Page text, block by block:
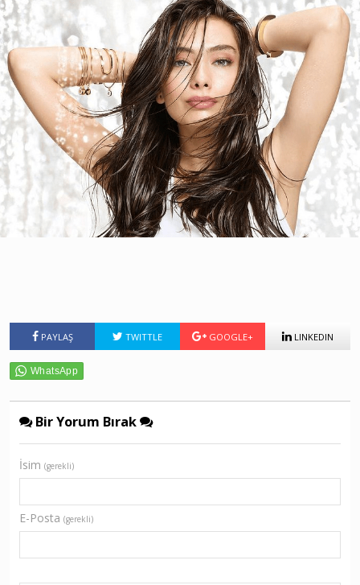
PAYLAŞ TWITTLE GOOGLE+ LINKEDIN
Bir Yorum Bırak
İsim (gerekli)
E-Posta (gerekli)